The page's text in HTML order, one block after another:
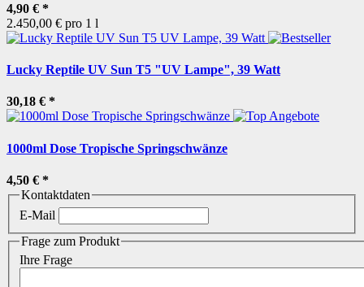
4,90 € *
2.450,00 € pro 1 l
Lucky Reptile UV Sun T5 "UV Lampe", 39 Watt
30,18 € *
1000ml Dose Tropische Springschwänze
4,50 € *
Kontaktdaten
E-Mail
Frage zum Produkt
Ihre Frage